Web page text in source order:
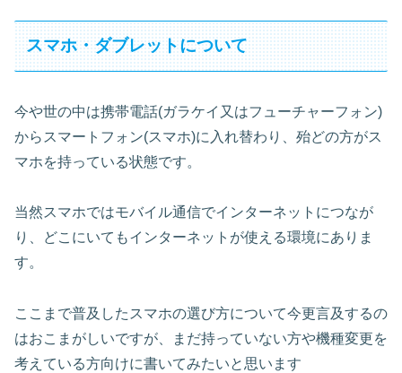
スマホ・ダブレットについて
今や世の中は携帯電話(ガラケイ又はフューチャーフォン)
からスマートフォン(スマホ)に入れ替わり、殆どの方がス
マホを持っている状態です。
当然スマホではモバイル通信でインターネットにつなが
り、どこにいてもインターネットが使える環境にありま
す。
ここまで普及したスマホの選び方について今更言及するの
はおこまがしいですが、まだ持っていない方や機種変更を
考えている方向けに書いてみたいと思います